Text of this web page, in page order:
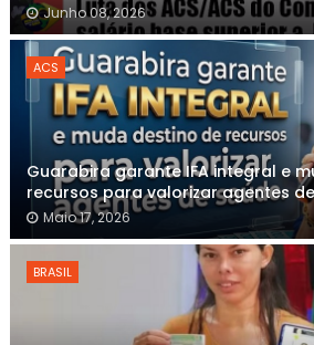
Junho 08, 2026
ACS
Guarabira garante IFA integral e
recursos para valorizar agentes
Maio 17, 2026
BRASIL